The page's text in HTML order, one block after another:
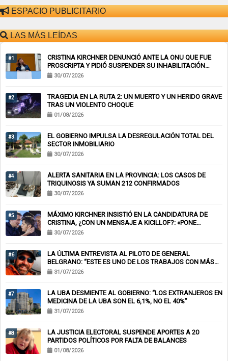
ESPACIO PUBLICITARIO
LAS MÁS LEÍDAS
#1
CRISTINA KIRCHNER DENUNCIÓ ANTE LA ONU QUE FUE
PROSCRIPTA Y PIDIÓ SUSPENDER SU INHABILITACIÓN
PERPETUA
30/07/2026
#2
TRAGEDIA EN LA RUTA 2: UN MUERTO Y UN HERIDO GRAVE
TRAS UN VIOLENTO CHOQUE
01/08/2026
#3
EL GOBIERNO IMPULSA LA DESREGULACIÓN TOTAL DEL
SECTOR INMOBILIARIO
30/07/2026
#4
ALERTA SANITARIA EN LA PROVINCIA: LOS CASOS DE
TRIQUINOSIS YA SUMAN 212 CONFIRMADOS
30/07/2026
#5
MÁXIMO KIRCHNER INSISTIÓ EN LA CANDIDATURA DE
CRISTINA, ¿CON UN MENSAJE A KICILLOF?: «PONE
NERVIOSOS A MUCHOS»
30/07/2026
#6
LA ÚLTIMA ENTREVISTA AL PILOTO DE GENERAL
BELGRANO: “ESTE ES UNO DE LOS TRABAJOS CON MÁS
RIESGO”
31/07/2026
#7
LA UBA DESMIENTE AL GOBIERNO: “LOS EXTRANJEROS EN
MEDICINA DE LA UBA SON EL 6,1%, NO EL 40%”
31/07/2026
#8
LA JUSTICIA ELECTORAL SUSPENDE APORTES A 20
PARTIDOS POLÍTICOS POR FALTA DE BALANCES
01/08/2026